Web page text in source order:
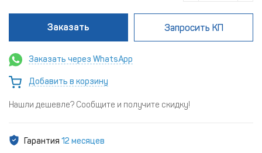
Заказать Запросить КП
Заказать через WhatsApp
Добавить в корзину
Нашли дешевле? Сообщите и получите скидку!
Гарантия 12 месяцев